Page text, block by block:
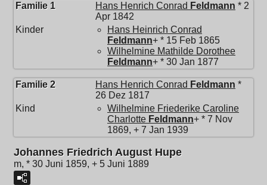
Familie 1 Hans Henrich Conrad Feldmann * 2
Apr 1842
Kinder
Hans Heinrich Conrad
Feldmann+ * 15 Feb 1865
Wilhelmine Mathilde Dorothee
Feldmann+ * 30 Jan 1877
Familie 2 Hans Henrich Conrad Feldmann *
26 Dez 1817
Kind
Wilhelmine Friederike Caroline
Charlotte Feldmann+ * 7 Nov
1869, + 7 Jan 1939
Johannes Friedrich August Hupe
m, * 30 Juni 1859, + 5 Juni 1889